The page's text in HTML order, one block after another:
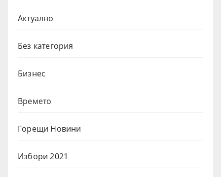
Актуално
Без категория
Бизнес
Времето
Горещи Новини
Избори 2021